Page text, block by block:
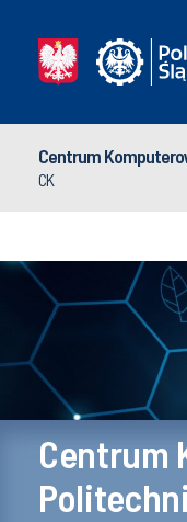
Centrum
CK
Centrum